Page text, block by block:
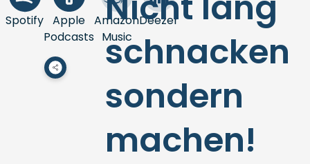
Spotify Apple
Podcasts
Amazon
Music
Deezer
schnacken
sondern
machen!